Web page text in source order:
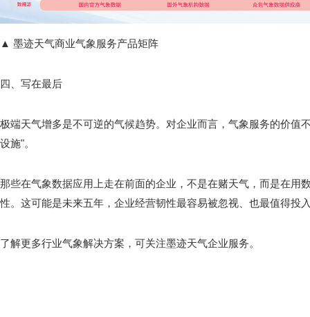
▲ 墨迹天气商业气象服务产品矩阵
四、写在最后
极端天气增多是不可逆的气候趋势。对企业而言，气象服务的价值
设施"。
那些在气象数据应用上走在前面的企业，不是在赌天气，而是在用
性。这可能是未来五年，企业经营韧性最容易被忽视、也最值得投
了解更多行业气象解决方案，可关注墨迹天气企业服务。